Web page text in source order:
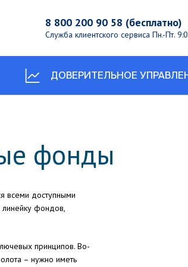
8 800 200 90 58 (бесплатно)
Служба клиентского сервиса Пн.-Пт.
ДОВЕРИТЕЛЬНОЕ
фонды
всеми доступными
линейку фондов,
принципов. Во-
– нужно иметь